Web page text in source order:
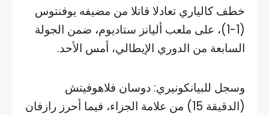
خطف كالياري تعادلا قاتلا من مضيفه يوفنتوس
(1-1)، على ملعب أليانز ستاديوم، ضمن الجولة
السابعة من الدوري الإيطالي، أمس الأحد.
وسجل للبيانكونيري: دوسان فلاهوفيتش
(الدقيقة 15) من علامة الجزاء، فيما أحرز رازفان